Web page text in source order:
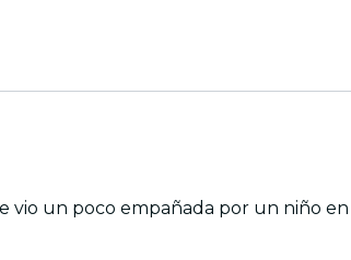
vio un poco empañada por un niño en